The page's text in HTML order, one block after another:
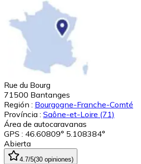
Rue du Bourg
71500 Bantanges
Región : Bourgogne-Franche-Comté
Província : Saône-et-Loire (71)
Área de autocaravanas
GPS : 46.60809° 5.108384°
Abierta
4.7/5(30 opiniones)